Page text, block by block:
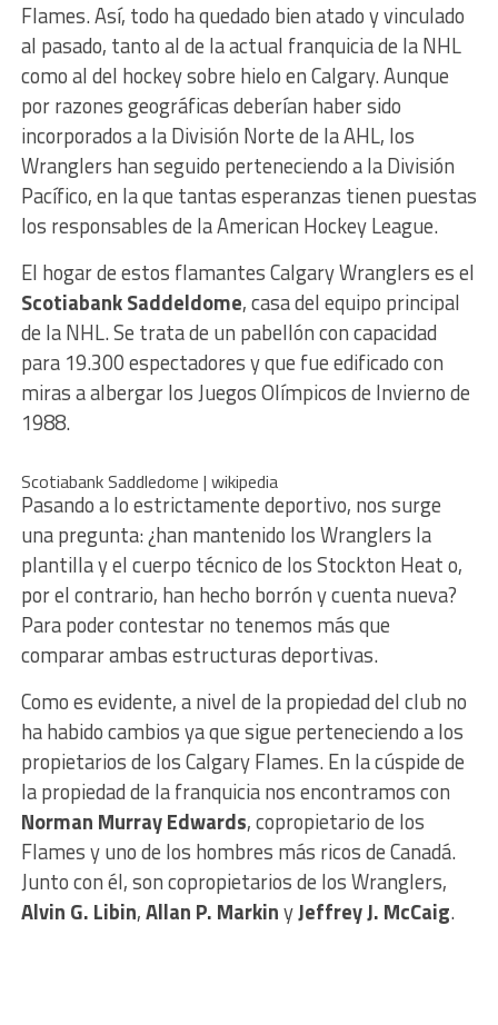
Flames. Así, todo ha quedado bien atado y vinculado
al pasado, tanto al de la actual franquicia de la NHL
como al del hockey sobre hielo en Calgary. Aunque
por razones geográficas deberían haber sido
incorporados a la División Norte de la AHL, los
Wranglers han seguido perteneciendo a la División
Pacífico, en la que tantas esperanzas tienen puestas
los responsables de la American Hockey League.
El hogar de estos flamantes Calgary Wranglers es el
Scotiabank Saddeldome, casa del equipo principal
de la NHL. Se trata de un pabellón con capacidad
para 19.300 espectadores y que fue edificado con
miras a albergar los Juegos Olímpicos de Invierno de
1988.
Scotiabank Saddledome | wikipedia
Pasando a lo estrictamente deportivo, nos surge
una pregunta: ¿han mantenido los Wranglers la
plantilla y el cuerpo técnico de los Stockton Heat o,
por el contrario, han hecho borrón y cuenta nueva?
Para poder contestar no tenemos más que
comparar ambas estructuras deportivas.
Como es evidente, a nivel de la propiedad del club no
ha habido cambios ya que sigue perteneciendo a los
propietarios de los Calgary Flames. En la cúspide de
la propiedad de la franquicia nos encontramos con
Norman Murray Edwards, copropietario de los
Flames y uno de los hombres más ricos de Canadá.
Junto con él, son copropietarios de los Wranglers,
Alvin G. Libin,Allan P. MarkinyJeffrey J. McCaig.